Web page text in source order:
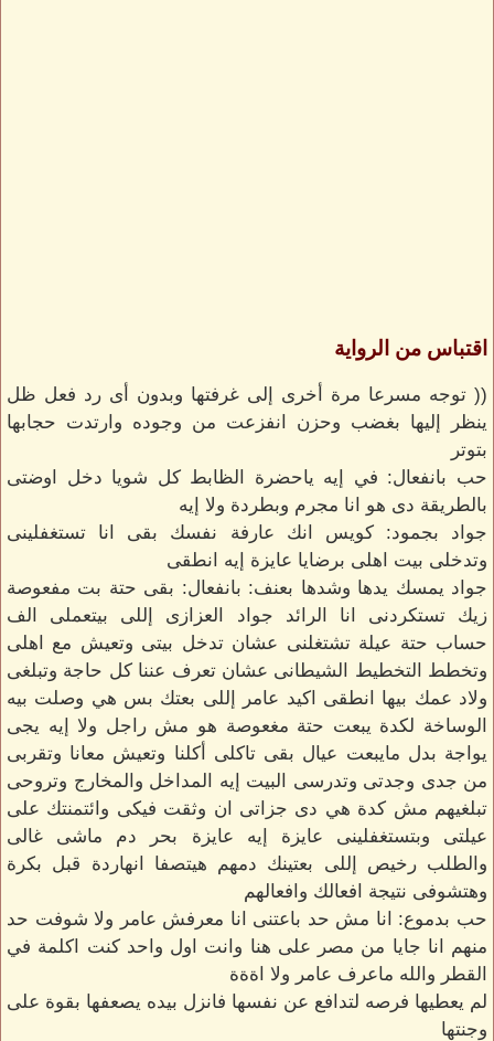
اقتباس من الرواية
(( توجه مسرعا مرة أخرى إلى غرفتها وبدون أى رد فعل ظل
ينظر إليها بغضب وحزن انفزعت من وجوده وارتدت حجابها
بتوتر
حب بانفعال: في إيه ياحضرة الظابط كل شويا دخل اوضتى
بالطريقة دى هو انا مجرم وبطردة ولا إيه
جواد بجمود: كويس انك عارفة نفسك بقى انا تستغفلينى
وتدخلى بيت اهلى برضايا عايزة إيه انطقى
جواد يمسك يدها وشدها بعنف: بانفعال: بقى حتة بت مفعوصة
زيك تستكردنى انا الرائد جواد العزازى إللى بيتعملى الف
حساب حتة عيلة تشتغلنى عشان تدخل بيتى وتعيش مع اهلى
وتخطط التخطيط الشيطانى عشان تعرف عننا كل حاجة وتبلغى
ولاد عمك بيها انطقى اكيد عامر إللى بعتك بس هي وصلت بيه
الوساخة لكدة يبعت حتة مغعوصة هو مش راجل ولا إيه يجى
يواجة بدل مايبعت عيال بقى تاكلى أكلنا وتعيش معانا وتقربى
من جدى وجدتى وتدرسى البيت إيه المداخل والمخارج وتروحى
تبلغيهم مش كدة هي دى جزاتى ان وثقت فيكى وائتمنتك على
عيلتى وبتستغفلينى عايزة إيه عايزة بحر دم ماشى غالى
والطلب رخيص إللى بعتينك دمهم هيتصفا انهاردة قبل بكرة
وهتشوفى نتيجة افعالك وافعالهم
حب بدموع: انا مش حد باعتنى انا معرفش عامر ولا شوفت حد
منهم انا جايا من مصر على هنا وانت اول واحد كنت اكلمة في
القطر والله ماعرف عامر ولا اةةة
لم يعطيها فرصه لتدافع عن نفسها فانزل بيده يصعفها بقوة على
وجنتها